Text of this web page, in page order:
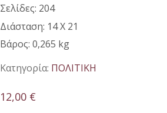
Σελίδες: 204
Διάσταση: 14 Χ 21
Βάρος: 0,265 kg
Κατηγορία: ΠΟΛΙΤΙΚΗ
12,00 €